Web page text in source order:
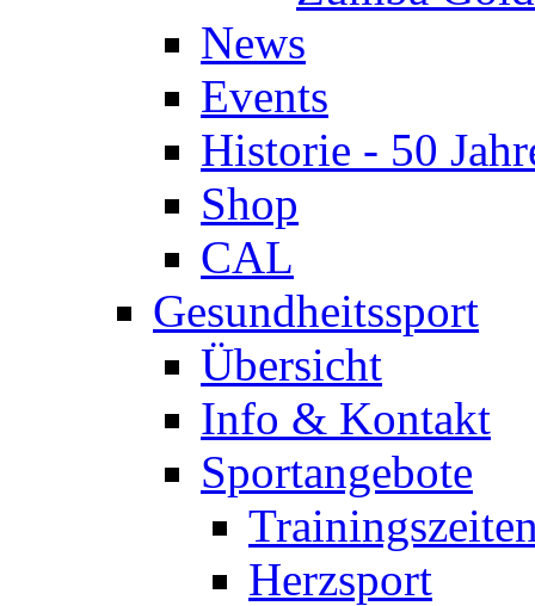
News
Events
Historie - 50
Shop
CAL
Gesundheitssport
Übersicht
Info & Kontakt
Sportangebote
Herzsport